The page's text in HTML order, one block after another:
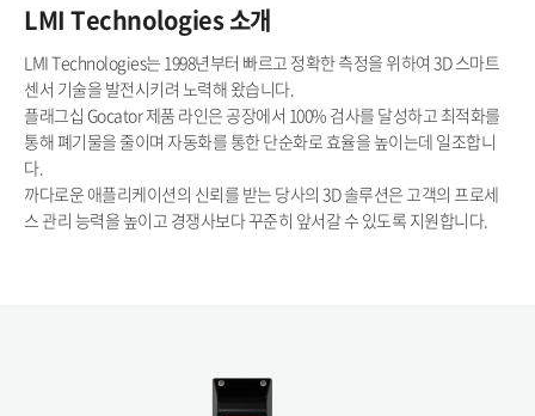
LMI Technologies 소개
LMI Technologies는 1998년부터 빠르고 정확한 측정을 위하여 3D 스마트
센서 기술을 발전시키려 노력해 왔습니다.
플래그십 Gocator 제품 라인은 공장에서 100% 검사를 달성하고 최적화를
통해 폐기물을 줄이며 자동화를 통한 단순화로 효율을 높이는데 일조합니
다.
까다로운 애플리케이션의 신뢰를 받는 당사의 3D 솔루션은 고객의 프로세
스 관리 능력을 높이고 경쟁사보다 꾸준히 앞서갈 수 있도록 지원합니다.